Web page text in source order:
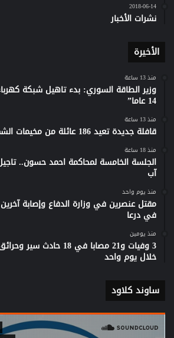
2018-06-14
نشرات الأخبار
الأخيرة
منذ 13 ساعة
وزير الطاقة السوري: بدء تاهيل شبكة
14 عاما”
منذ 13 ساعة
قافلة جديدة تعيد 186 عائلة من مخيمات الشمال إلى ريف حماة
منذ 18 ساعة
آب
منذ يوم واحد
مقتل عنصرين في وزارة الدفاع وإصابة
في درعا
منذ يومين
3 وفيات و21 مصابا في 18
خلال يوم واحد
ساوند كلاود